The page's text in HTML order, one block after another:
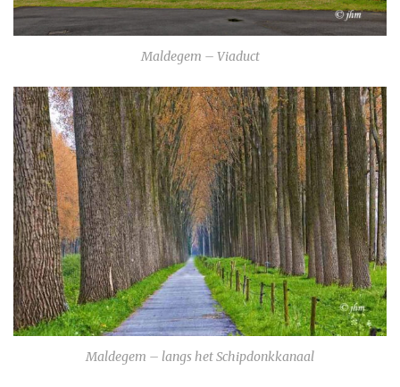
Maldegem – Viaduct
Maldegem – langs het Schipdonkkanaal